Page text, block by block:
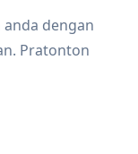
dengan
Pratonton